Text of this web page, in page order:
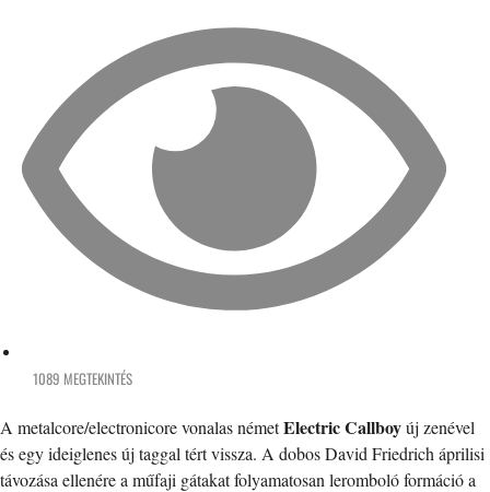
1089 MEGTEKINTÉS
A metalcore/electronicore vonalas németElectric Callboyúj zenével
és egy ideiglenes új taggal tért vissza. A dobos David Friedrich áprilisi
távozása ellenére a műfaji gátakat folyamatosan leromboló formáció a